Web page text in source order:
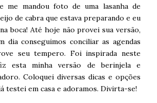
me mandou foto de uma lasanha de
de cabra que estava preparando e eu
boca! Até hoje não provei sua versão,
dia conseguimos conciliar as agendas
seu tempero. Foi inspirada neste
esta minha versão de berinjela e
Coloquei diversas dicas e opções
testei em casa e adoramos. Divirta-se!